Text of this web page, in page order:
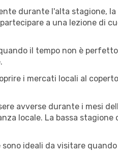
durante l'alta stagione,
a una lezione di
il tempo non è
i mercati locali al
avverse durante i mesi
locale. La bassa
ideali da visitare